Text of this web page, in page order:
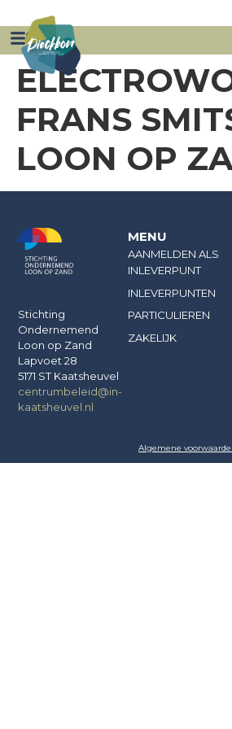
AANMELDEN INNAME PUNT
FRANS
LOON OP
Algemene
Stichting
Ondernemend
Loon op Zand
Lapvoet 28
5171 ST Kaatsheuvel
centrumbeleid@in-
kaatsheuvel.nl
MENU
AANMELDEN ALS
INLEVERPUNT
INLEVERPUNTEN
PARTICULIEREN
ZAKELIJK